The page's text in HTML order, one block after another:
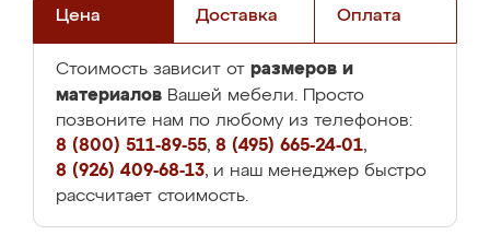
Цена Доставка Оплата
Стоимость зависит от размеров и
материалов Вашей мебели. Просто
позвоните нам по любому из телефонов:
8 (800) 511-89-55, 8 (495) 665-24-01,
8 (926) 409-68-13, и наш менеджер быстро
рассчитает стоимость.